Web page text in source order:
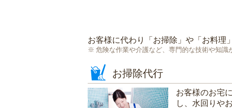
お客様に代わり「 お掃除 」や「 お料理
危険な作業や介護など、専門的な技術や知識
お掃除代行
お客様のお宅
し、水回りや